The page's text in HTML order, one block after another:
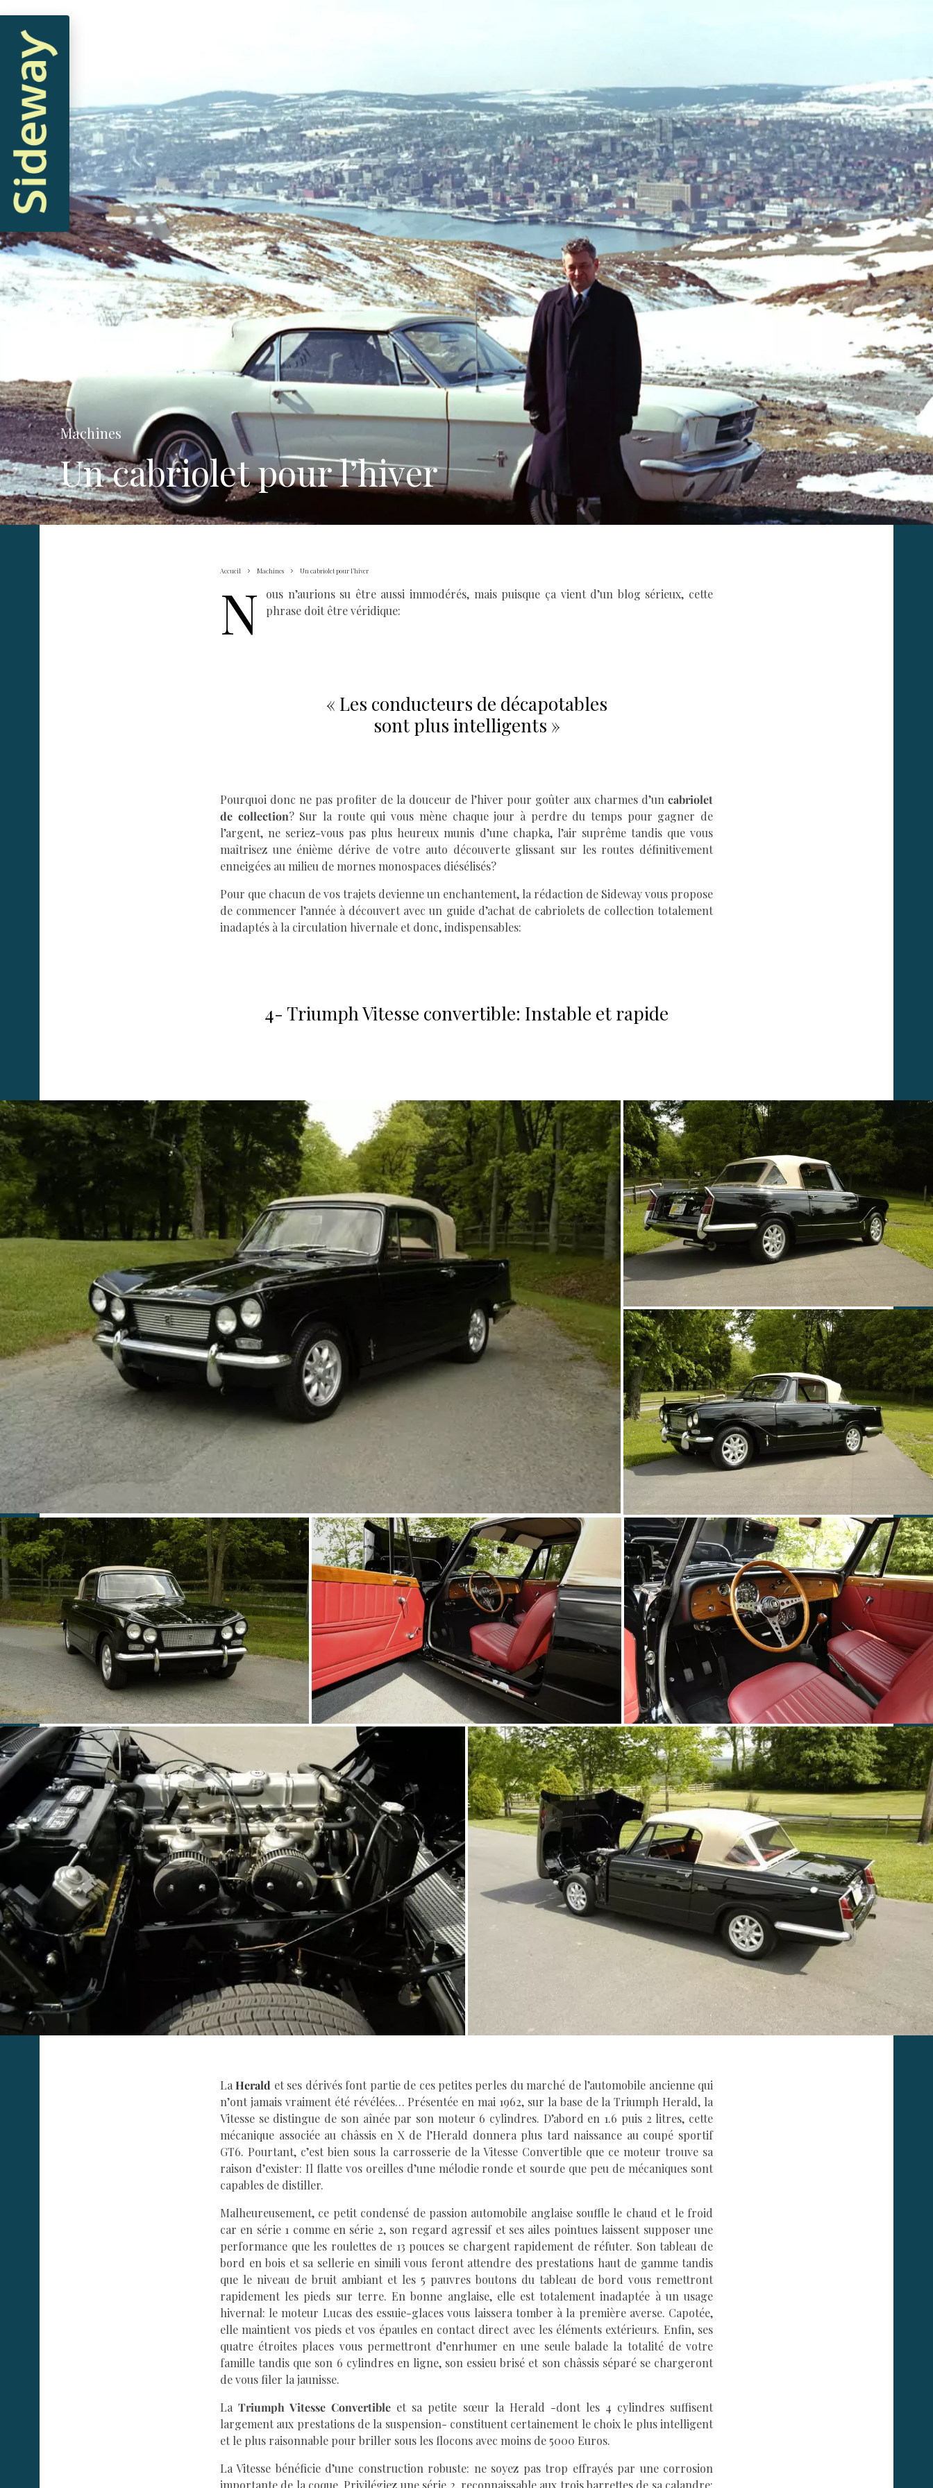
Machines
Un cabriolet pour l’hiver
Accueil Machines Un cabriolet pour l’hiver
N
ous n’aurions su être aussi immodérés, mais puisque ça vient d’un blog sérieux, cette
phrase doit être véridique:
« Les conducteurs de décapotables
sont plus intelligents »
Pourquoi donc ne pas profiter de la douceur de l’hiver pour goûter aux charmes d’un cabriolet
de collection? Sur la route qui vous mène chaque jour à perdre du temps pour gagner de
l’argent, ne seriez-vous pas plus heureux munis d’une chapka, l’air suprême tandis que vous
maîtrisez une énième dérive de votre auto découverte glissant sur les routes définitivement
enneigées au milieu de mornes monospaces diésélisés?
Pour que chacun de vos trajets devienne un enchantement, la rédaction de Sideway vous propose
de commencer l’année à découvert avec un guide d’achat de cabriolets de collection totalement
inadaptés à la circulation hivernale et donc, indispensables:
4- Triumph Vitesse convertible: Instable et rapide
La Herald et ses dérivés font partie de ces petites perles du marché de l’automobile ancienne qui
n’ont jamais vraiment été révélées… Présentée en mai 1962, sur la base de la Triumph Herald, la
Vitesse se distingue de son aînée par son moteur 6 cylindres. D’abord en 1.6 puis 2 litres, cette
mécanique associée au châssis en X de l’Herald donnera plus tard naissance au coupé sportif
GT6. Pourtant, c’est bien sous la carrosserie de la Vitesse Convertible que ce moteur trouve sa
raison d’exister: Il flatte vos oreilles d’une mélodie ronde et sourde que peu de mécaniques sont
capables de distiller.
Malheureusement, ce petit condensé de passion automobile anglaise souffle le chaud et le froid
car en série 1 comme en série 2, son regard agressif et ses ailes pointues laissent supposer une
performance que les roulettes de 13 pouces se chargent rapidement de réfuter. Son tableau de
bord en bois et sa sellerie en simili vous feront attendre des prestations haut de gamme tandis
que le niveau de bruit ambiant et les 5 pauvres boutons du tableau de bord vous remettront
rapidement les pieds sur terre. En bonne anglaise, elle est totalement inadaptée à un usage
hivernal: le moteur Lucas des essuie-glaces vous laissera tomber à la première averse. Capotée,
elle maintient vos pieds et vos épaules en contact direct avec les éléments extérieurs. Enfin, ses
quatre étroites places vous permettront d’enrhumer en une seule balade la totalité de votre
famille tandis que son 6 cylindres en ligne, son essieu brisé et son châssis séparé se chargeront
de vous filer la jaunisse.
LaTriumph Vitesse Convertible et sa petite sœur la Herald -dont les 4 cylindres suffisent
largement aux prestations de la suspension- constituent certainement le choix le plus intelligent
et le plus raisonnable pour briller sous les flocons avec moins de 5000 Euros.
La Vitesse bénéficie d’une construction robuste: ne soyez pas trop effrayés par une corrosion